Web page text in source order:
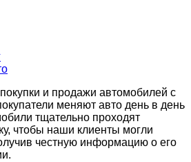
и продажи автомобилей с
меняют авто день в день
тщательно проходят
чтобы наши клиенты могли
честную информацию о его